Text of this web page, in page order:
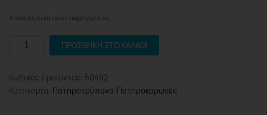
Διαθέσιμο κατόπιν παραγγελίας
BORMANN
Ποτηροκορώνα
HSS
ΠΡΟΣΘΉΚΗ ΣΤΟ ΚΑΛΆΘΙ
Κωδικός προϊόντος: 50492
Κατηγορία: Ποτηροτρύπανα-Ποτηροκορώνες